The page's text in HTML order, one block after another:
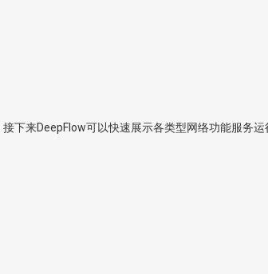
下来DeepFlow可以快速展示各类型网络功能服